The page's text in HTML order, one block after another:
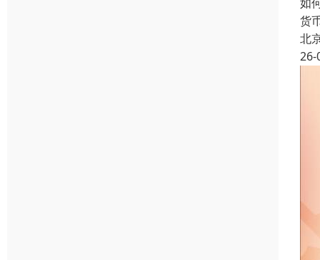
货
北
26-